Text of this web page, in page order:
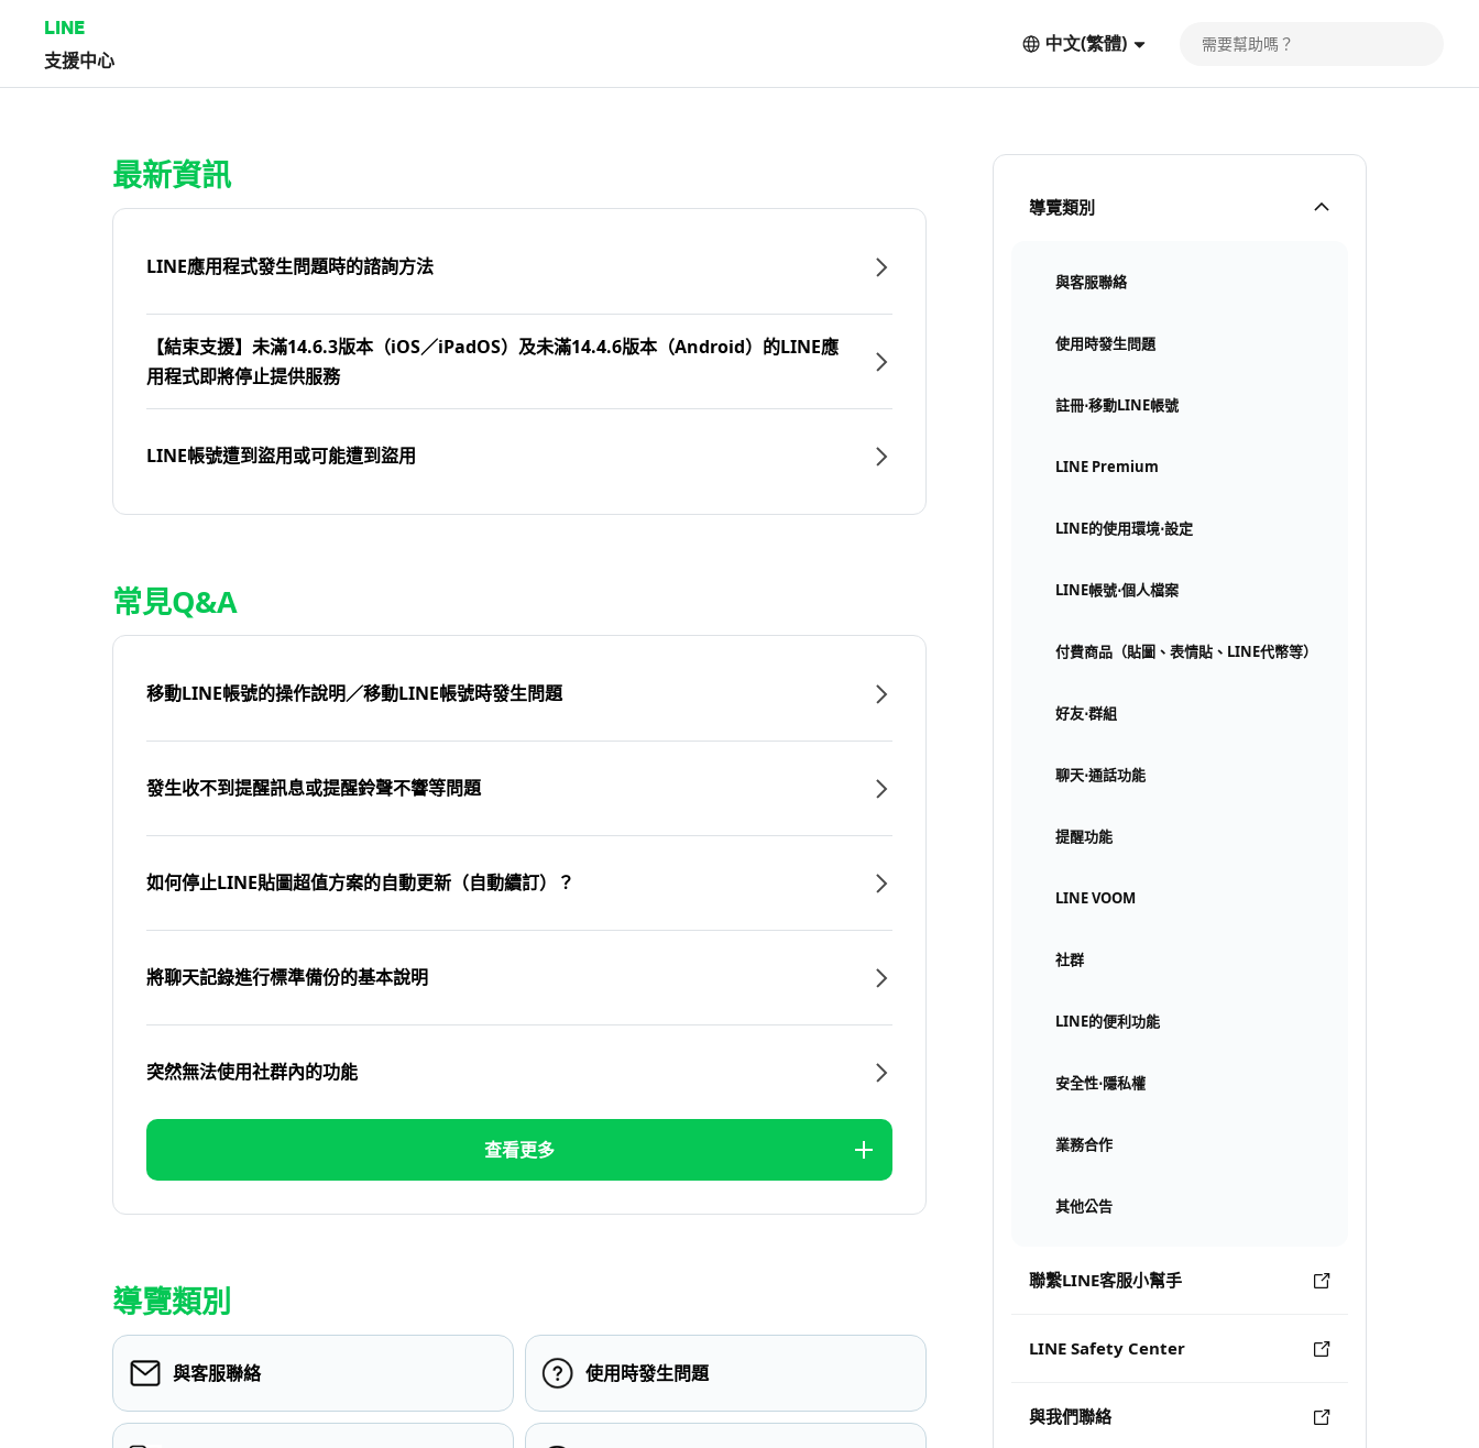
LINE
支援中心
中文(繁體)
導覽類別
與客服聯絡
使用時發生問題
註冊⋅移動LINE帳號
LINE Premium
LINE的使用環境⋅設定
LINE帳號⋅個人檔案
付費商品（貼圖、表情貼、LINE代幣等）
好友⋅群組
聊天⋅通話功能
提醒功能
LINE VOOM
社群
LINE的便利功能
安全性⋅隱私權
業務合作
其他公告
聯繫LINE客服小幫手
LINE Safety Center
與我們聯絡
最新資訊
LINE應用程式發生問題時的諮詢方法
【結束支援】未滿14.6.3版本（iOS／iPadOS）及未滿14.4.6版本（Android）的LINE應
用程式即將停止提供服務
LINE帳號遭到盜用或可能遭到盜用
常見Q&A
移動LINE帳號的操作說明／移動LINE帳號時發生問題
發生收不到提醒訊息或提醒鈴聲不響等問題
如何停止LINE貼圖超值方案的自動更新（自動續訂）？
將聊天記錄進行標準備份的基本說明
突然無法使用社群內的功能
查看更多
導覽類別
與客服聯絡 使用時發生問題